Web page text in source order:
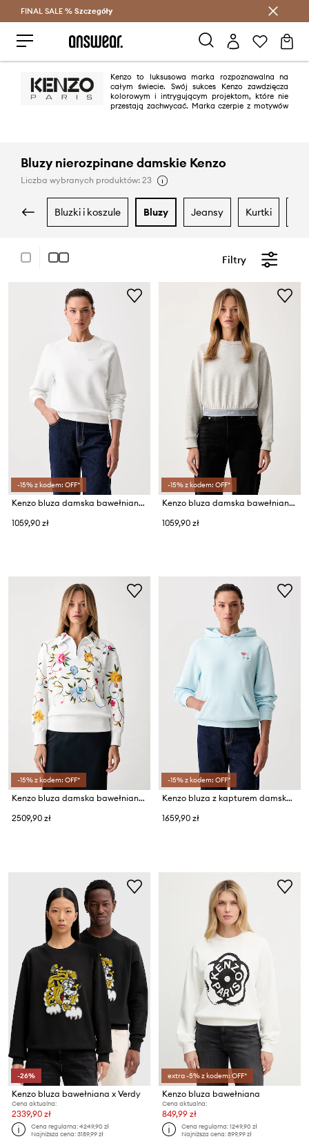
Oszczędzaj z Answear Club >
FINAL SALE % Szczegóły
Kenzo to luksusowa marka rozpoznawalna na
całym świecie. Swój sukces Kenzo zawdzięcza
kolorowym i intrygującym projektom, które nie
przestają zachwycać. Marka czerpie z motywów
Bluzy nierozpinane damskie Kenzo
Liczba wybranych produktów: 23
bluzki i koszule bluzy jeansy kurtki
Filtry
-15% z kodem: OFF*
Kenzo bluza damska bawełniana
1059,90 zł
-15% z kodem: OFF*
Kenzo bluza damska bawełniana
1059,90 zł
-15% z kodem: OFF*
Kenzo bluza damska bawełniana
2509,90 zł
-15% z kodem: OFF*
Kenzo bluza z kapturem damska bawełniana
1659,90 zł
-26%
Kenzo bluza bawełniana x Verdy
Cena aktualna:
2339,90 zł
Cena regularna:4249,90 zł
Najniższa cena:3189,99 zł
extra -5% z kodem: OFF*
Kenzo bluza bawełniana
Cena aktualna:
849,99 zł
Cena regularna:1249,90 zł
Najniższa cena:899,99 zł